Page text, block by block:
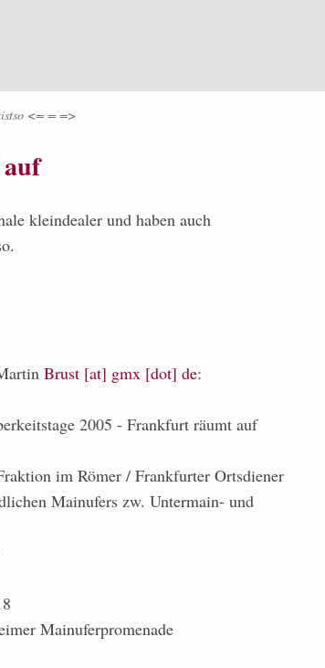
<= = =>
kleindealer und haben auch
Brust [at] gmx [dot] de:
2005 - Frankfurt räumt auf
im Römer / Frankfurter Ortsdiener
Mainufers zw. Untermain- und
Mainuferpromenade